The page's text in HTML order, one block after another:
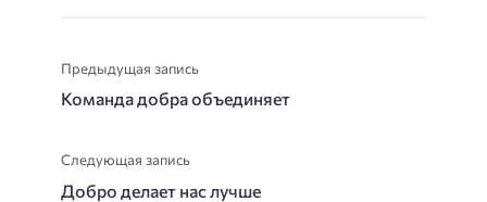
Предыдущая запись
Команда добра объединяет
Следующая запись
Добро делает нас лучше